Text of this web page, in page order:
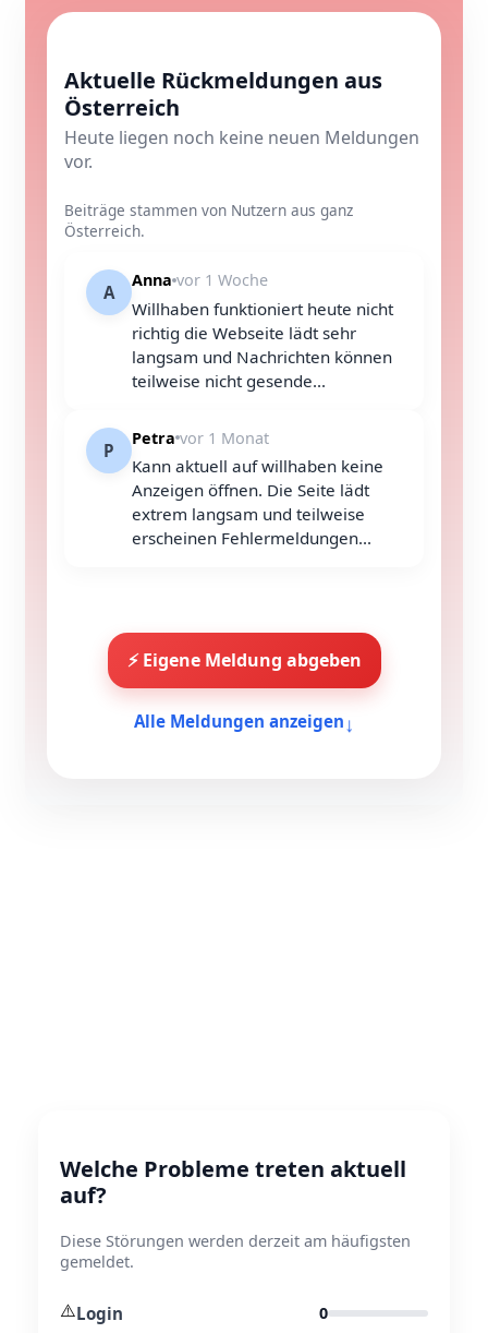
Aktuelle Rückmeldungen aus
Österreich
Heute liegen noch keine neuen Meldungen
vor.
Beiträge stammen von Nutzern aus ganz
Österreich.
A
Anna vor 1 Woche
Willhaben funktioniert heute nicht
richtig die Webseite lädt sehr
langsam und Nachrichten können
teilweise nicht gesende...
P
Petra vor 1 Monat
Kann aktuell auf willhaben keine
Anzeigen öffnen. Die Seite lädt
extrem langsam und teilweise
erscheinen Fehlermeldungen...
⚡ Eigene Meldung abgeben
Alle Meldungen anzeigen ↓
Welche Probleme treten aktuell
auf?
Diese Störungen werden derzeit am häufigsten
gemeldet.
⚠️Login 0